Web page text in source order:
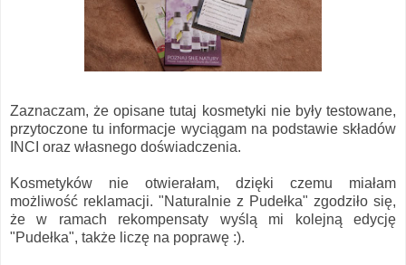
Zaznaczam, że opisane tutaj kosmetyki nie były testowane,
przytoczone tu informacje wyciągam na podstawie składów
INCI oraz własnego doświadczenia.
Kosmetyków nie otwierałam, dzięki czemu miałam
możliwość reklamacji. "Naturalnie z Pudełka" zgodziło się,
że w ramach rekompensaty wyślą mi kolejną edycję
"Pudełka", także liczę na poprawę :).